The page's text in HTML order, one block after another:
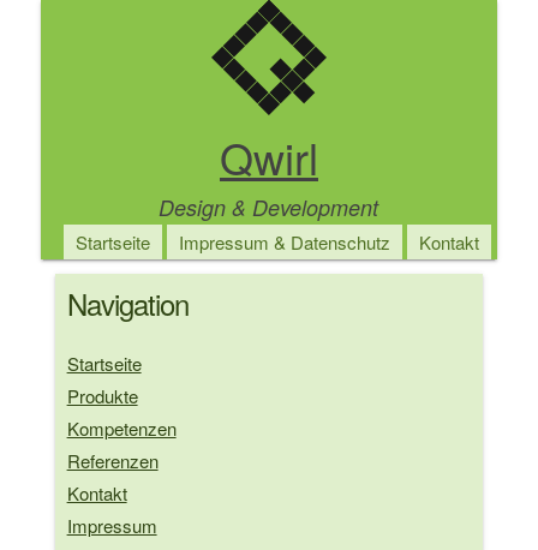
Qwirl
Design & Development
Main
navigation
Startseite Impressum & Datenschutz Kontakt
Navigation
Startseite
Produkte
Kompetenzen
Referenzen
Kontakt
Impressum